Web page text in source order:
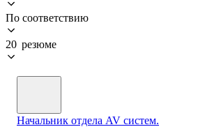
По соответствию
20 резюме
Начальник отдела AV систем.